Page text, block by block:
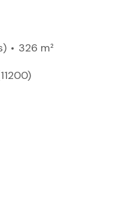
326 m²